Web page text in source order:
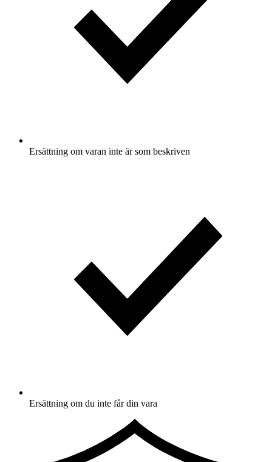
Ersättning om varan inte är som beskriven
Ersättning om du inte får din vara